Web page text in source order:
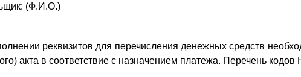
(Ф.И.О.)
реквизитов для перечисления денежных средств
акта в соответствие с назначением платежа. Перечень